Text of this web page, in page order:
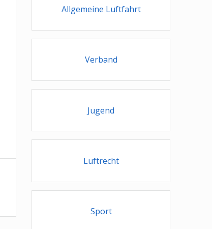
Allgemeine Luftfahrt
Verband
Jugend
Luftrecht
Sport